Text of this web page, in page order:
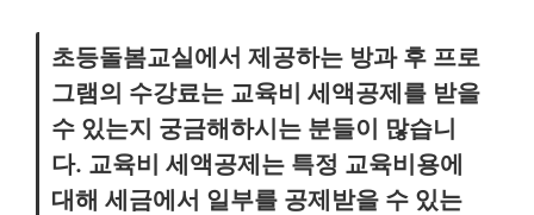
초등돌봄교실에서 제공하는 방과 후 프로
그램의 수강료는 교육비 세액공제를 받을
수 있는지 궁금해하시는 분들이 많습니
다. 교육비 세액공제는 특정 교육비용에
대해 세금에서 일부를 공제받을 수 있는